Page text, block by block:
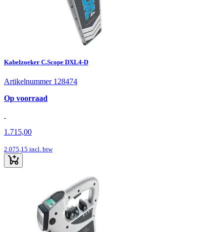
Kabelzoeker C.Scope DXL4-D
Artikelnummer 128474
Op voorraad
1.715,00
2.075,15 incl. btw